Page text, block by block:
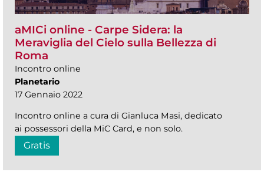
aMICi online - Carpe Sidera: la
Meraviglia del Cielo sulla Bellezza di
Roma
Incontro online
Planetario
17 Gennaio 2022
Incontro online a cura di Gianluca Masi, dedicato
ai possessori della MiC Card, e non solo.
Gratis